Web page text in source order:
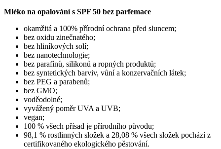
Mléko na opalování s SPF 50 bez parfemace
okamžitá a 100% přírodní ochrana před sluncem;
bez oxidu zinečnatého;
bez hliníkových solí;
bez nanotechnologie;
bez parafínů, silikonů a ropných produktů;
bez syntetických barviv, vůní a konzervačních látek;
bez PEG a parabenů;
bez GMO;
voděodolné;
vyvážený poměr UVA a UVB;
vegan;
100 % všech přísad je přírodního původu;
98,1 % rostlinných složek a 28,08 % všech složek pochází z
certifikovaného ekologického pěstování.